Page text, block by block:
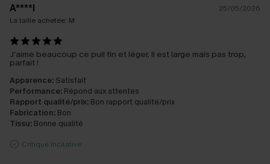
A****I
25/05/2026
La taille achetée: M
J'aime beaucoup ce pull fin et léger. Il est large mais pas trop,
parfait !
Apparence: Satisfait
Performance: Répond aux attentes
Rapport qualité/prix: Bon rapport qualité/prix
Fabrication: Bon
Tissu: Bonne qualité
Critique Incitative